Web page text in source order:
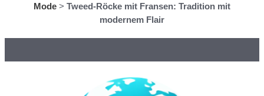
Mode > Tweed-Röcke mit Fransen: Tradition mit
modernem Flair